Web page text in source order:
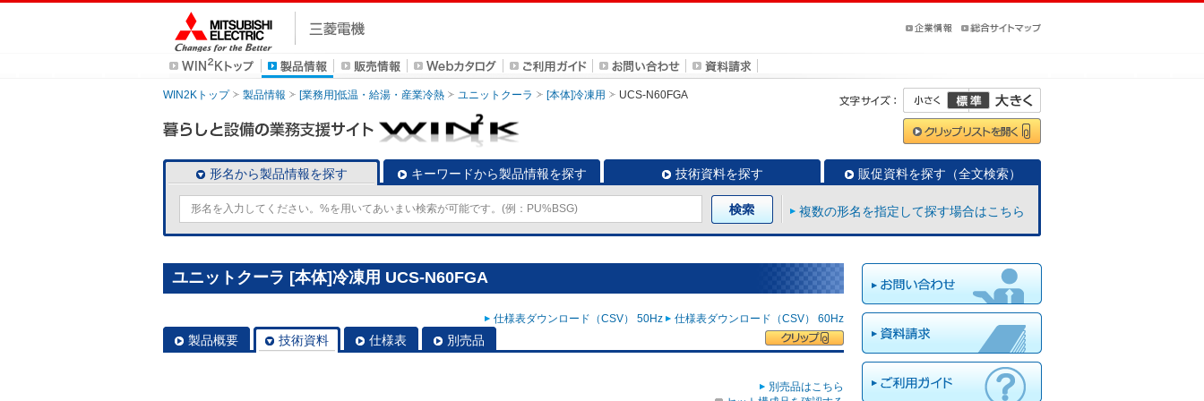
WIN2Kトップ 製品情報 [業務用]低温・給湯・産業冷熱 ユニットクーラ [本体]冷凍用 UCS-N60FGA
形名から製品情報を探す キーワードから製品情報を探す 技術資料を探す 販促資料を探す（全文検索）
複数の形名を指定して探す場合はこちら
ユニットクーラ [本体]冷凍用 UCS-N60FGA
仕様表ダウンロード（CSV） 50Hz 仕様表ダウンロード（CSV） 60Hz
製品概要 技術資料 仕様表 別売品
別売品はこちら